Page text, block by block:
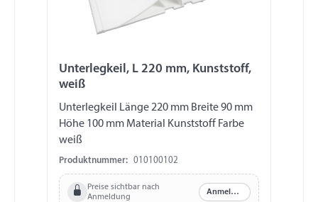
Unterlegkeil, L 220 mm, Kunststoff,
weiß
Unterlegkeil Länge 220 mm Breite 90 mm
Höhe 100 mm Material Kunststoff Farbe
weiß
Produktnummer: 010100102
Preise sichtbar nach
Anmeldung
Anmelden